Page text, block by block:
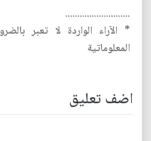
...........................
* الآراء الواردة لا تعبر
المعلوماتية
اضف تعليق